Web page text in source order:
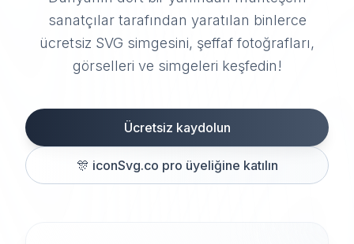
sanatçılar tarafından yaratılan binlerce
ücretsiz SVG simgesini, şeffaf fotoğrafları,
görselleri ve simgeleri keşfedin!
Ücretsiz kaydolun
🎊 iconSvg.co pro üyeliğine katılın